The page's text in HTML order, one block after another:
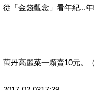
從「金錢觀念」看年紀...
萬丹高麗菜一顆賣10元。